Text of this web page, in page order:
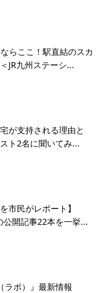
らここ！駅直結のスカ
JR九州ステーシ...
が支持される理由と
ト2名に聞いてみ...
市民がレポート】
開記事22本を一挙...
ラボ）』最新情報